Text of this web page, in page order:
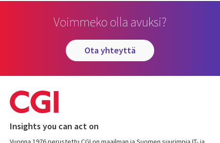
Voimmeko olla avuksi?
ota yhteyttä
Insights you can act on